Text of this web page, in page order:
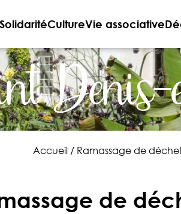
SolidaritéCultureVie associative
Accueil / Ramassage de
de